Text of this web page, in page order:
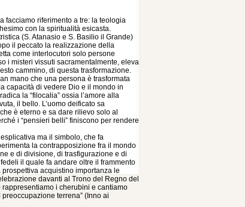
facciamo riferimento a tre: la teologia
con la spiritualità esicasta.
(S. Atanasio e S. Basilio il Grande)
il peccato la realizzazione della
come interlocutori solo persone
i misteri vissuti sacramentalmente, eleva
cammino, di questa trasformazione.
mano che una persona è trasformata
capacità di vedere Dio e il mondo in
la “filocalia” ossia l’amore alla
il bello. L’uomo deificato sa
è eterno e sa dare rilievo solo al
i “pensieri belli” finiscono per rendere
ma il simbolo, che fa
la contrapposizione fra il mondo
e di divisione, di trasfigurazione e di
il quale fa andare oltre il frammento
acquistino importanza le
davanti al Trono del Regno del
i cherubini e cantiamo
terrena” (Inno ai